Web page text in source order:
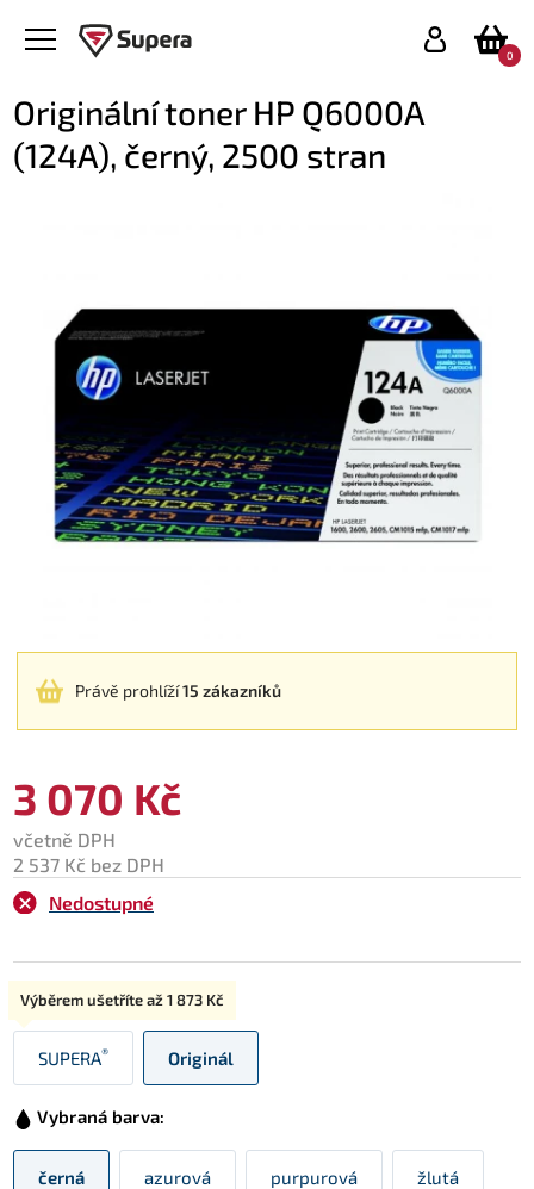
0
Originální toner HP Q6000A
(124A), černý, 2500 stran
Právě prohlíží15 zákazníků
3 070 Kč
včetně DPH
2 537 Kč bez DPH
Nedostupné
Typ:
SUPERA®
Výběrem ušetříte až1 873 Kč
Originál
Vybraná barva:
černá azurová purpurová žlutá